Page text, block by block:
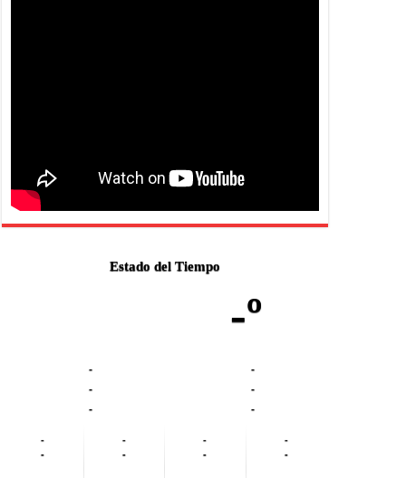
Estado del Tiempo
-º
-
-
-
-
-
-
-
-
-
-
-
-
-
-